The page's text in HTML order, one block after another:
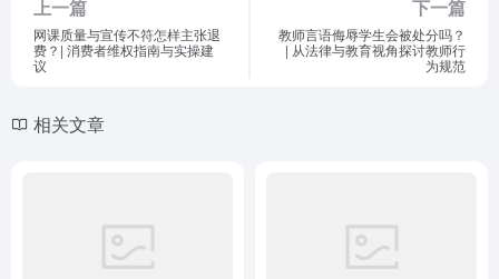
上一篇
网课质量与宣传不符怎样主张退
费？| 消费者维权指南与实操建
议
下一篇
教师言语侮辱学生会被处分吗？
| 从法律与教育视角探讨教师行
为规范
相关文章